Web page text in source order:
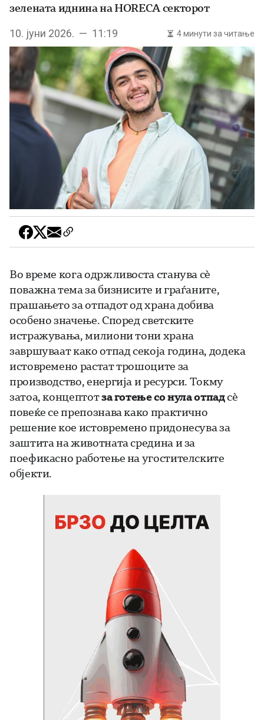
зелената иднина на HORECA секторот
10. јуни 2026. — 11:19 4 минути за читање
Во време кога одржливоста станува сè
поважна тема за бизнисите и граѓаните,
прашањето за отпадот од храна добива
особено значење. Според светските
истражувања, милиони тони храна
завршуваат како отпад секоја година, додека
истовремено растат трошоците за
производство, енергија и ресурси. Токму
затоа, концептотза готење со нула отпадсè
повеќе се препознава како практично
решение кое истовремено придонесува за
заштита на животната средина и за
поефикасно работење на угостителските
објекти.